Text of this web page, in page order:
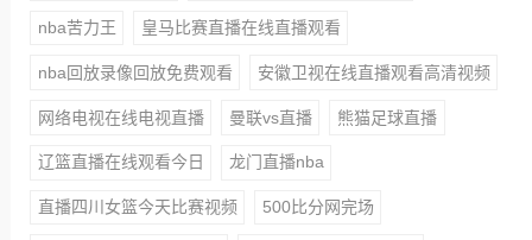
nba苦力王 皇马比赛直播在线直播观看
nba回放录像回放免费观看 安徽卫视在线直播观看高清视频
网络电视在线电视直播 曼联vs直播 熊猫足球直播
辽篮直播在线观看今日 龙门直播nba
直播四川女篮今天比赛视频 500比分网完场